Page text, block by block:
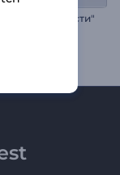
новости"